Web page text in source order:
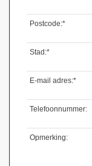
Postcode:*
Stad:*
E-mail adres:*
Telefoonnummer:
Opmerking: